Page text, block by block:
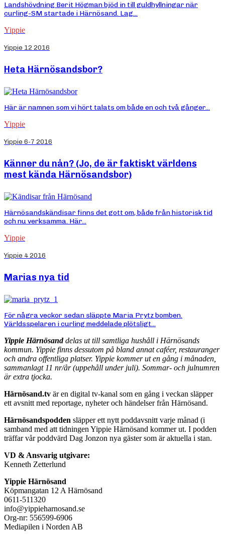
Landshövdning Berit Högman bjöd in till guldhyllningar när
curling-SM startade i Härnösand. Lag...
Yippie
Yippie 12 2016
Heta Härnösandsbor?
Här är namnen som vi hört talats om både en och två gånger...
Yippie
Yippie 6-7 2016
Känner du nån? (Jo, de är faktiskt världens
mest kända Härnösandsbor)
Härnösandskändisar finns det gott om, både från historisk tid
och nu verksamma. Här...
Yippie
Yippie 4 2016
Marias nya tid
För några veckor sedan släppte Maria Prytz bomben.
Världsspelaren i curling meddelade plötsligt...
Yippie Härnösanddelas ut till samtliga hushåll i Härnösands
kommun. Yippie finns dessutom på bland annat caféer, restauranger
och andra offentliga platser. Yippie kommer ut en gång i månaden,
sammanlagt 11 nr/år (uppehåll under juli). Sommar- och julnumren
är extra tjocka.
Härnösand.tv är en digital tv-kanal som en gång i veckan släpper
ett avsnitt med reportage, nyheter och händelser från Härnösand.
Härnösandspodden släpper ett nytt poddavsnitt varje månad (i
samband med att tidningen Yippie Härnösand kommer ut. I podden
träffar vår poddvärd Dag Jonzon nya gäster som är aktuella i stan.
VD & Ansvarig utgivare:
Kenneth Zetterlund
Yippie Härnösand
Köpmangatan 12 A Härnösand
0611-511320
info@yippieharnosand.se
Org-nr: 556599-6906
Mediapilen i Norden AB